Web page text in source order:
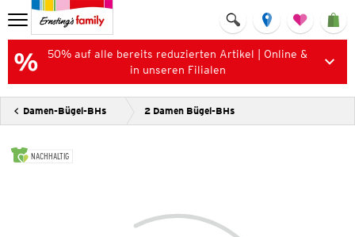
50% auf alle bereits reduzierten Artikel | Online &
in unseren Filialen
Damen-Bügel-BHs 2 Damen Bügel-BHs
NACHHALTIG